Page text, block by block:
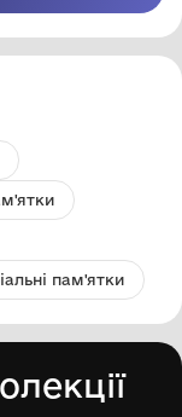
пам'ятки